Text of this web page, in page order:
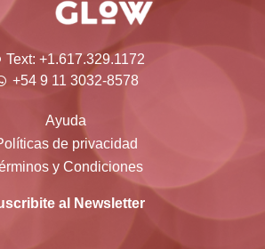
Text: +1.617.329.1172
+54 9 11 3032-8578
Ayuda
de privacidad
y Condiciones
al Newsletter